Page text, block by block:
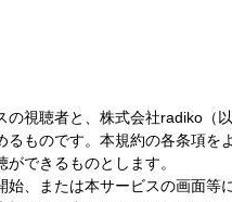
心地よい音楽とパーソナリティのト
ー、交通情報などをお送りします